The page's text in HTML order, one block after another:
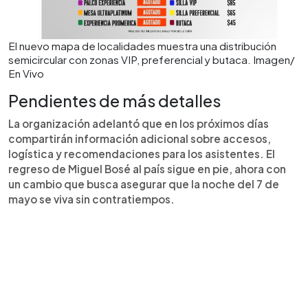
El nuevo mapa de localidades muestra una distribución
semicircular con zonas VIP, preferencial y butaca. Imagen/
En Vivo
Pendientes de más detalles
La organización adelantó que en los próximos días
compartirán información adicional sobre accesos,
logística y recomendaciones para los asistentes. El
regreso de Miguel Bosé al país sigue en pie, ahora con
un cambio que busca asegurar que la noche del 7 de
mayo se viva sin contratiempos.